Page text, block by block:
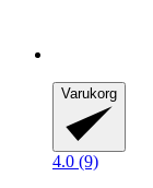
Varukorg
4.0 (9)